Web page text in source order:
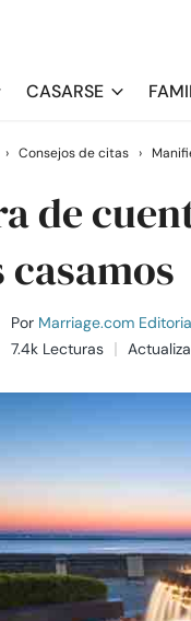
CASARSE
› Consejos de citas ›
de
casamos
Por Marriage.com
7.4k Lecturas